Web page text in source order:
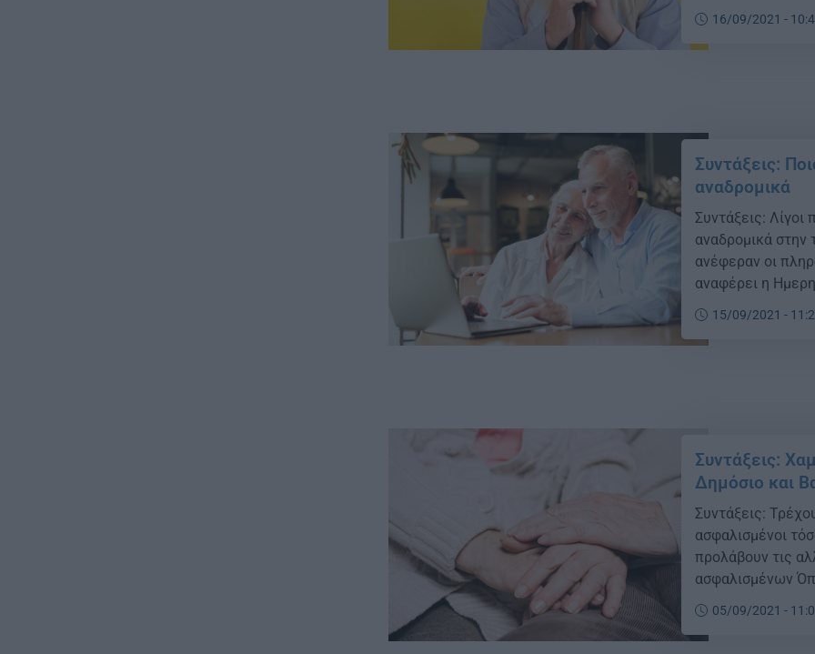
συνταξιούχους.
Οκτωβρίου να
παλαιούς
16/09/2021 -
Συντάξεις:
αναδρομικά
Συντάξεις: Λίγοι
αναδρομικά στην
ανέφεραν οι
αναφέρει η
δικά μας
στοιχείων, μόνο
15/09/2021 -
Συντάξεις:
Δημόσιο και
Συντάξεις:
ασφαλισμένοι
προλάβουν τις
ασφαλισμένων
Κουτσούκος «σε
μεταβατική
συνταξιοδότησης
05/09/2021 -